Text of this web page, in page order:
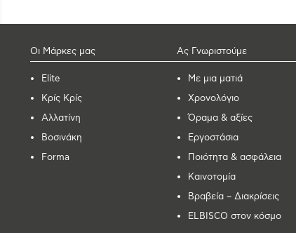
Οι Μάρκες μας
Elite
Κρίς Κρίς
Αλλατίνη
Βοσινάκη
Forma
Ας Γνωριστούμε
Με μια ματιά
Χρονολόγιο
Όραμα & αξίες
Εργοστάσια
Ποιότητα & ασφάλεια
Καινοτομία
Βραβεία – Διακρίσεις
ELBISCO στον κόσμο